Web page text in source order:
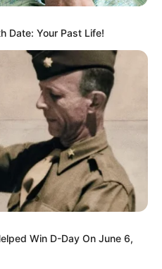
Date: Your Past Life!
Win D-Day On June 6,